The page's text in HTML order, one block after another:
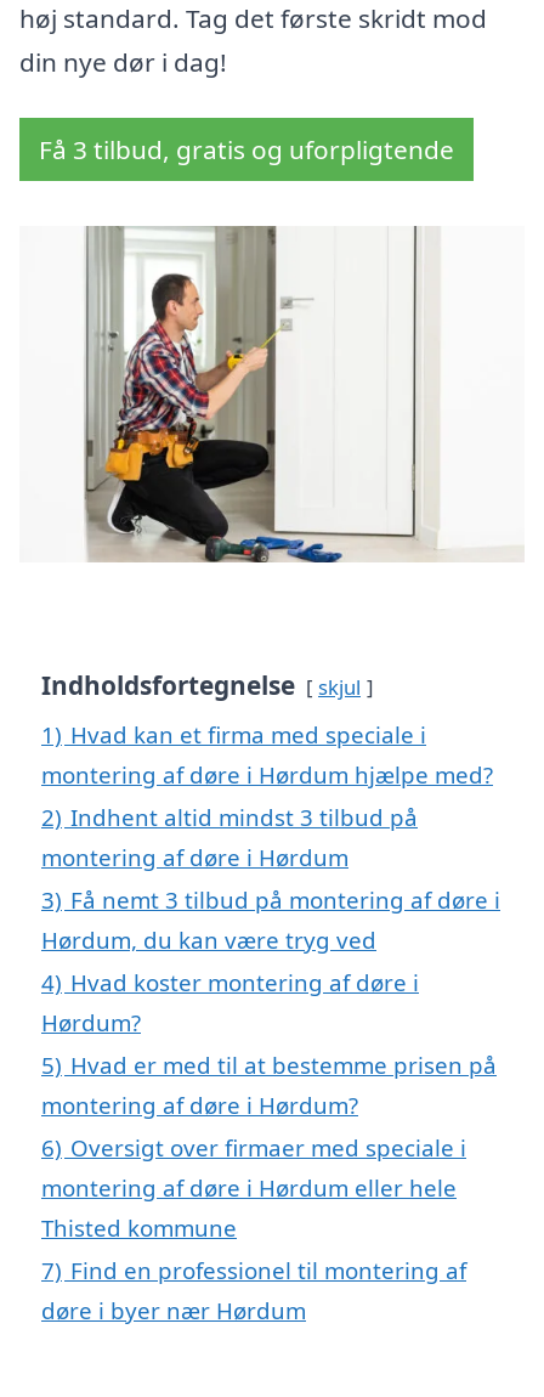
høj standard. Tag det første skridt mod
din nye dør i dag!
Få 3 tilbud, gratis og uforpligtende
Indholdsfortegnelse skjul
1) Hvad kan et firma med speciale i
montering af døre i Hørdum hjælpe med?
2) Indhent altid mindst 3 tilbud på
montering af døre i Hørdum
3) Få nemt 3 tilbud på montering af døre i
Hørdum, du kan være tryg ved
4) Hvad koster montering af døre i
Hørdum?
5) Hvad er med til at bestemme prisen på
montering af døre i Hørdum?
6) Oversigt over firmaer med speciale i
montering af døre i Hørdum eller hele
Thisted kommune
7) Find en professionel til montering af
døre i byer nær Hørdum